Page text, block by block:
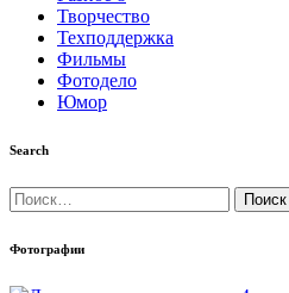
Творчество
Техподдержка
Фильмы
Фотодело
Юмор
Search
Найти:
Фотографии